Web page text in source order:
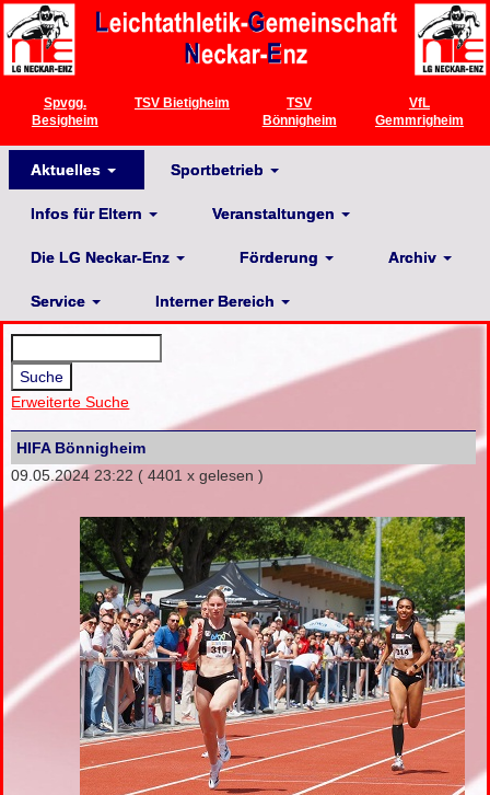
Spvgg.
Besigheim
TSV Bietigheim
TSV
Bönnigheim
VfL
Gemmrigheim
Aktuelles Sportbetrieb
Infos für Eltern Veranstaltungen
Die LG Neckar-Enz Förderung Archiv
Service Interner Bereich
Erweiterte Suche
HIFA Bönnigheim
09.05.2024 23:22 ( 4401 x gelesen )